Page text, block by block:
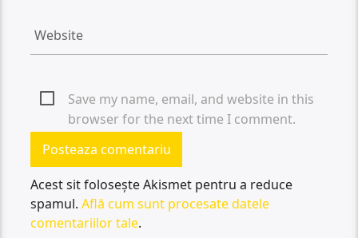
Save my name, email, and website in this
browser for the next time I comment.
Acest sit folosește Akismet pentru a reduce
spamul.Află cum sunt procesate datele
comentariilor tale.